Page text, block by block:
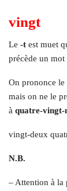
vingt
Le -t est muet
précède un
On prononce le
mais on ne le
à quatre-vingt-
vingt-deux
N.B.
– Attention à la